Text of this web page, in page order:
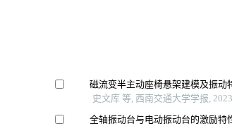
磁流变半主动座椅悬架建模及振动
史文库 等, 西南交通大学学报, 2023
全轴振动台与电动振动台的激励特